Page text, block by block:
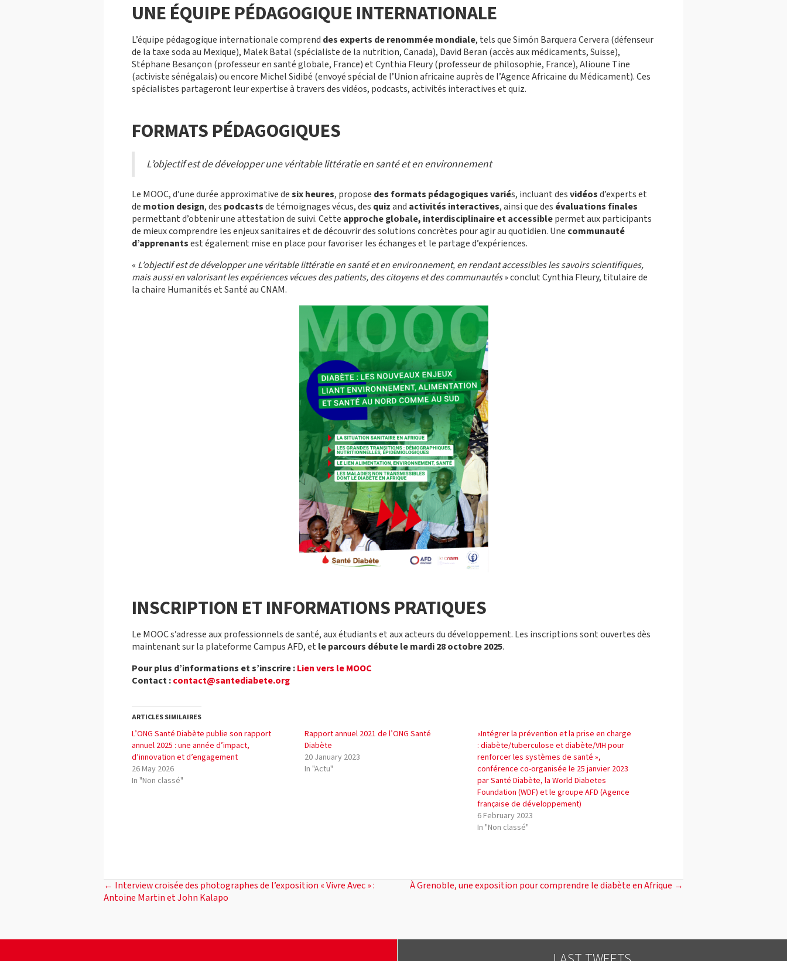
UNE ÉQUIPE PÉDAGOGIQUE INTERNATIONALE
L’équipe pédagogique internationale comprend des experts de renommée mondiale, tels que Simón Barquera Cervera (défenseur
de la taxe soda au Mexique), Malek Batal (spécialiste de la nutrition, Canada), David Beran (accès aux médicaments, Suisse),
Stéphane Besançon (professeur en santé globale, France) et Cynthia Fleury (professeur de philosophie, France), Alioune Tine
(activiste sénégalais) ou encore Michel Sidibé (envoyé spécial de l’Union africaine auprès de l’Agence Africaine du Médicament). Ces
spécialistes partageront leur expertise à travers des vidéos, podcasts, activités interactives et quiz.
FORMATS PÉDAGOGIQUES
L’objectif est de développer une véritable littératie en santé et en environnement
Le MOOC, d’une durée approximative desix heures, propose des formats pédagogiques variés, incluant desvidéosd’experts et
de motion design, des podcastsde témoignages vécus, des quizand activités interactives, ainsi que des évaluations finales
permettant d’obtenir une attestation de suivi. Cette approche globale, interdisciplinaire et accessiblepermet aux participants
de mieux comprendre les enjeux sanitaires et de découvrir des solutions concrètes pour agir au quotidien. Une communauté
d’apprenantsest également mise en place pour favoriser les échanges et le partage d’expériences.
« L’objectif est de développer une véritable littératie en santé et en environnement, en rendant accessibles les savoirs scientifiques,
mais aussi en valorisant les expériences vécues des patients, des citoyens et des communautés» conclut Cynthia Fleury, titulaire de
la chaire Humanités et Santé au CNAM.
INSCRIPTION ET INFORMATIONS PRATIQUES
Le MOOC s’adresse aux professionnels de santé, aux étudiants et aux acteurs du développement. Les inscriptions sont ouvertes dès
maintenant sur la plateforme Campus AFD, etle parcours débute le mardi 28 octobre 2025.
Pour plus d’informations et s’inscrire :Lien vers le MOOC
Contact :contact@santediabete.org
ARTICLES SIMILAIRES
L’ONG Santé Diabète publie son rapport
annuel 2025 : une année d’impact,
d’innovation et d’engagement
26 May 2026
In "Non classé"
Rapport annuel 2021 de l’ONG Santé
Diabète
20 January 2023
In "Actu"
«Intégrer la prévention et la prise en charge
: diabète/tuberculose et diabète/VIH pour
renforcer les systèmes de santé »,
conférence co-organisée le 25 janvier 2023
par Santé Diabète, la World Diabetes
Foundation (WDF) et le groupe AFD (Agence
française de développement)
6 February 2023
In "Non classé"
POSTS
← Interview croisée des photographes de l’exposition « Vivre Avec » :
Antoine Martin et John Kalapo
À Grenoble, une exposition pour comprendre le diabète en Afrique →